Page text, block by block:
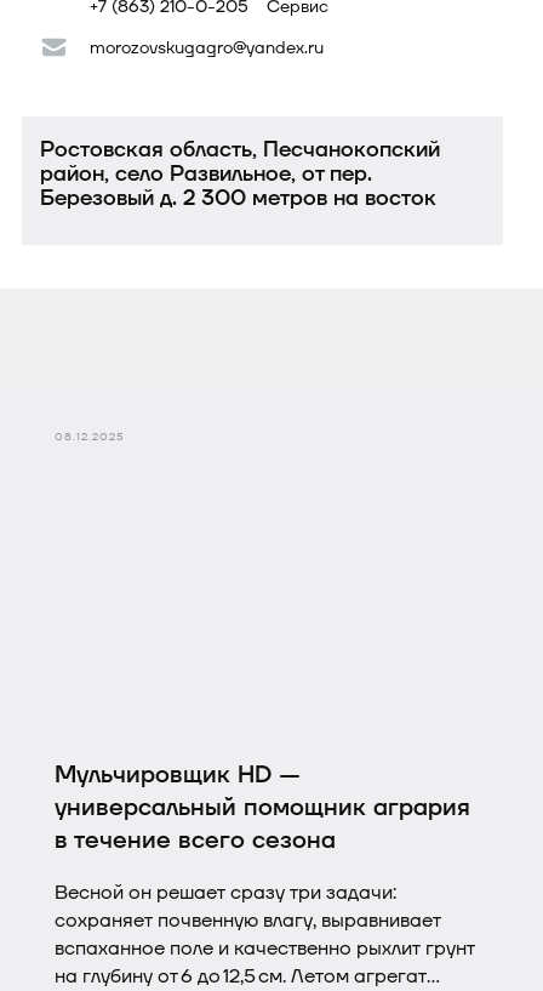
+7 (863) 210-0-205
Сервис
morozovskugagro@yandex.ru
Ростовская область, Песчанокопский
район, село Развильное, от пер.
Березовый д. 2 300 метров на восток
08.12.2025
Мульчировщик HD —
универсальный помощник агрария
в течение всего сезона
Весной он решает сразу три задачи:
сохраняет почвенную влагу, выравнивает
вспаханное поле и качественно рыхлит грунт
на глубину от 6 до 12,5 см. Летом агрегат